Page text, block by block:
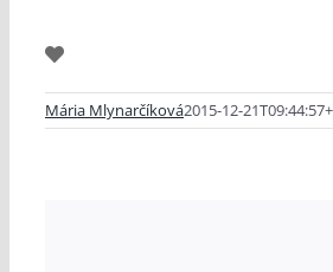
Mária Mlynarčíková2015-12-